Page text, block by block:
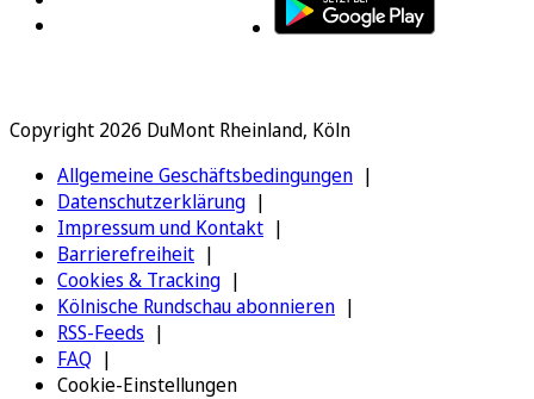
Copyright 2026 DuMont Rheinland, Köln
Allgemeine Geschäftsbedingungen
Datenschutzerklärung
Impressum und Kontakt
Barrierefreiheit
Cookies & Tracking
Kölnische Rundschau abonnieren
RSS-Feeds
FAQ
Cookie-Einstellungen